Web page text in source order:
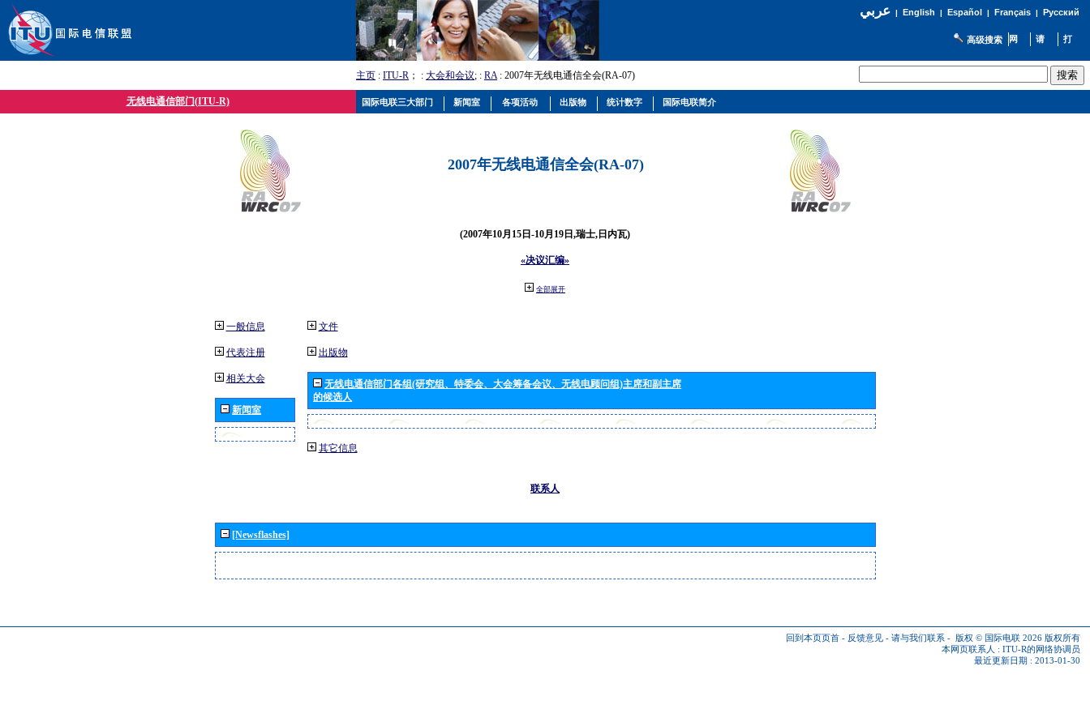
عربي| English | Español | Français| Русский
高级搜索
主页 : ITU-R ； : 大会和会议; : RA: 2007年无线电通信全会(RA-07)
无线电通信部门(ITU-R)
2007年无线电通信全会(RA-07)
(2007年10月15日-10月19日,瑞士,日内瓦)
«决议汇编»
全部展开
一般信息
代表注册
相关大会
新闻室
文件
出版物
无线电通信部门各组(研究组、特委会、大会筹备会议、无线电顾问组)主席和副主席
的候选人
其它信息
联系人
[Newsflashes]
回到本页页首 - 反馈意见 - 请与我们联系 - 版权 © 国际电联 2026 版权所有
本网页联系人 : ITU-R的网络协调员
最近更新日期 : 2013-01-30
国际电联三大部门 新闻室 各项活动 出版物 统计数字 国际电联简介